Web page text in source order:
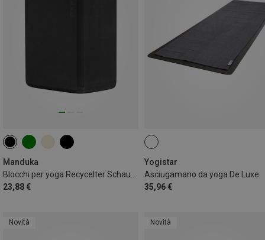
Manduka
23,88 €
Yogistar
Asciugamano da yoga De Luxe
35,96 €
Novità Novità